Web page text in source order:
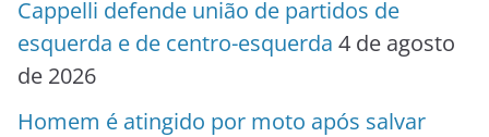
Cappelli defende união de partidos de
esquerda e de centro-esquerda 4 de agosto
de 2026
Homem é atingido por moto após salvar